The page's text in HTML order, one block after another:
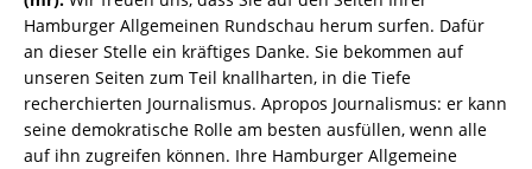
Hamburger Allgemeinen Rundschau herum surfen. Dafür
an dieser Stelle ein kräftiges Danke. Sie bekommen auf
unseren Seiten zum Teil knallharten, in die Tiefe
recherchierten Journalismus. Apropos Journalismus: er kann
seine demokratische Rolle am besten ausfüllen, wenn alle
auf ihn zugreifen können. Ihre Hamburger Allgemeine